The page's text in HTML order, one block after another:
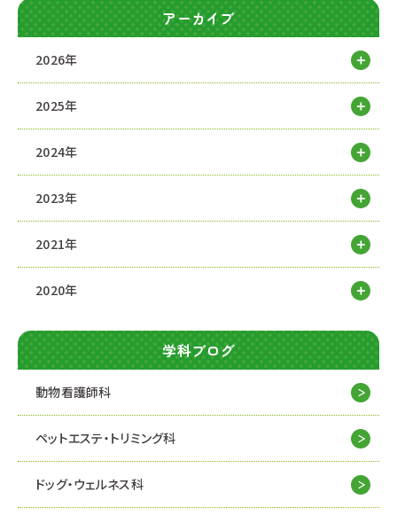
アーカイブ
2026年
2025年
2024年
2023年
2021年
2020年
学科ブログ
動物看護師科
ペットエステ・トリミング科
ドッグ・ウェルネス科